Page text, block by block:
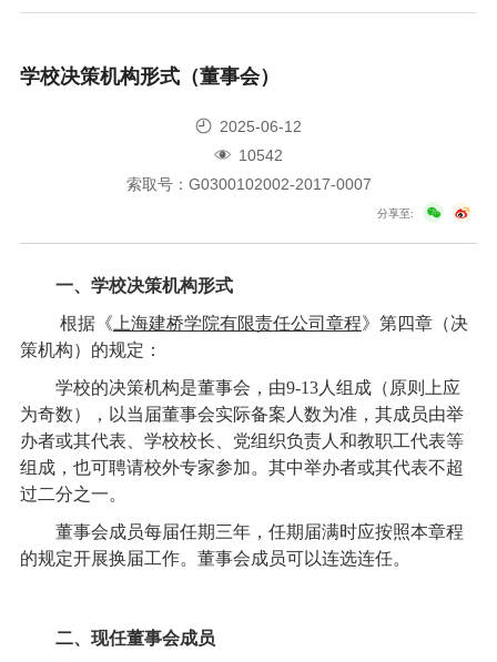
学校决策机构形式（董事会）
2025-06-12
10542
索取号：G0300102002-2017-0007
分享至:
一、学校决策机构形式
根据《 上海建桥学院有限责任公司章程》第四章（决
策机构）的规定：
学校的决策机构是董事会，由9-13人组成（原则上应
为奇数），以当届董事会实际备案人数为准，其成员由举
办者或其代表、学校校长、党组织负责人和教职工代表等
组成，也可聘请校外专家参加。其中举办者或其代表不超
过二分之一。
董事会成员每届任期三年，任期届满时应按照本章程
的规定开展换届工作。董事会成员可以连选连任。
二、现任董事会成员